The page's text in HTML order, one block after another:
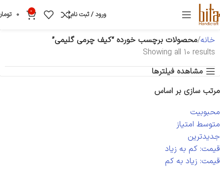
ورود / ثبت نام 0
0
خانه محصولات برچسب خورده “کیف چرمی گلیمی”
Showing all 10 results
مشاهده فیلترها
مرتب سازی بر اساس
محبوبیت
متوسط امتیاز
جدیدترین
قیمت: کم به زیاد
قیمت: زیاد به کم